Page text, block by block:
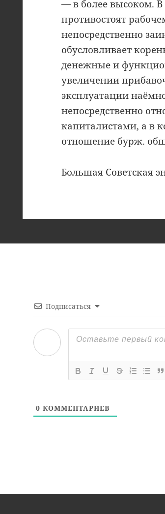
— в более высоком.
противостоят
непосредственно
обусловливает
денежные и
увеличении
эксплуатации
непосредственно
капиталистами, а в
отношение бурж.
Большая Советская
Подписаться
0 КОММЕНТАРИЕВ